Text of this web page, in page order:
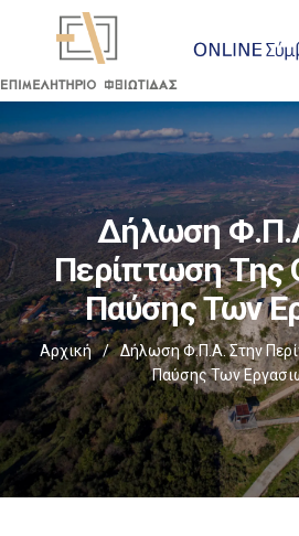
Δήλωση
Περίπτωση Της
Παύσης Των
Αρχική /
Δήλωση Φ.Π.Α. Στην
Παύσης Των